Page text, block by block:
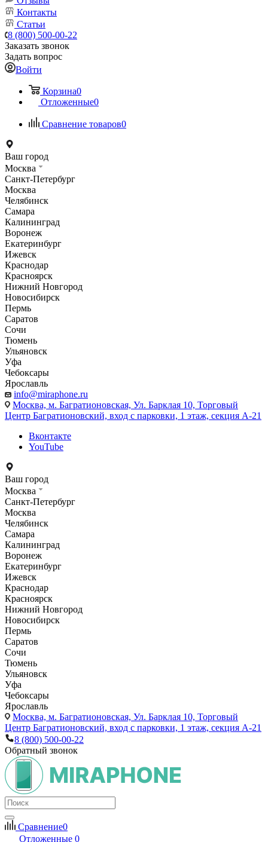
Контакты
Статьи
8 (800) 500-00-22
Заказать звонок
Задать вопрос
Войти
Корзина0
Отложенные0
Сравнение товаров0
Ваш город
Москва
Санкт-Петербург
Москва
Челябинск
Самара
Калининград
Воронеж
Екатеринбург
Ижевск
Краснодар
Красноярск
Нижний Новгород
Новосибирск
Пермь
Саратов
Сочи
Тюмень
Ульяновск
Уфа
Чебоксары
Ярославль
info@miraphone.ru
Москва, м. Багратионовская, Ул. Барклая 10, Торговый
Центр Багратионовский, вход с парковки, 1 этаж, секция А-21
Вконтакте
YouTube
Ваш город
Москва
Санкт-Петербург
Москва
Челябинск
Самара
Калининград
Воронеж
Екатеринбург
Ижевск
Краснодар
Красноярск
Нижний Новгород
Новосибирск
Пермь
Саратов
Сочи
Тюмень
Ульяновск
Уфа
Чебоксары
Ярославль
Москва, м. Багратионовская, Ул. Барклая 10, Торговый
Центр Багратионовский, вход с парковки, 1 этаж, секция А-21
8 (800) 500-00-22
Обратный звонок
Сравнение0
Отложенные 0